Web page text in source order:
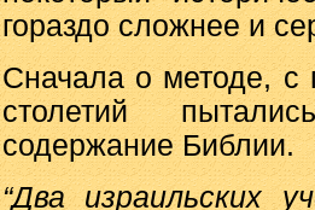
гораздо сложнее и
Сначала о методе, с
столетий
содержание Библии.
“Два израильских